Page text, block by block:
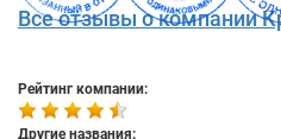
Все отзывы о компании
Рейтинг компании:
Другие названия: